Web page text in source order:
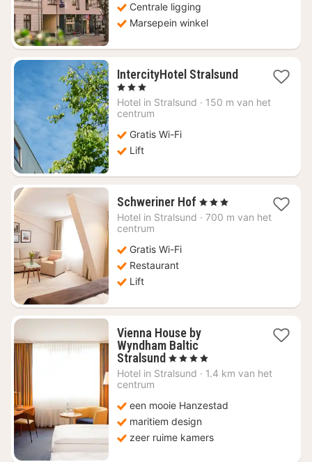
Centrale ligging
Marsepein winkel
IntercityHotel Stralsund1
vanaf
, 3 Sterren
Hotel in Stralsund · 150 m van het
centrum
Gratis Wi-Fi
Lift
Schweriner Hof 1
nacht
, 3 Sterren
Hotel in Stralsund · 700 m van het
centrum
Gratis Wi-Fi
Restaurant
Lift
Vienna House by
Wyndham Baltic
Stralsund 1
nacht
85,20
, 4 Sterren
Hotel in Stralsund · 1.4 km van het
centrum
een mooie Hanzestad
maritiem design
zeer ruime kamers